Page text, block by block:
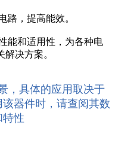
，提高能效。
能和适用性，为各种电
决方案。
，具体的应用取决于
器件时，请查阅其数
特性